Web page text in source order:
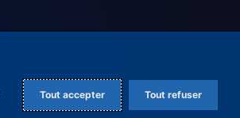
Tout accepter Tout refuser